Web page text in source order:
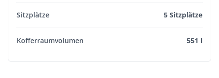
Sitzplätze 5 Sitzplätze
Kofferraumvolumen 551 l